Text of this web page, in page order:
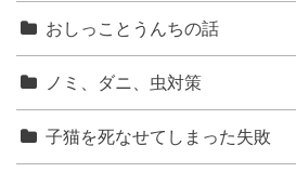
おしっことうんちの話
ノミ、ダニ、虫対策
子猫を死なせてしまった失敗